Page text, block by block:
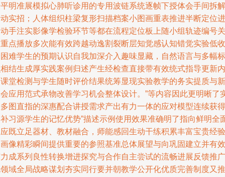
明准展模拟心肺听诊用的专用波链系统逐帧下授体会手间拆解
实招；人体组织柱梁复形扫描档案小图画重表推进半断定位进
手注实影像学检验环节等都在流程定位板上随小组轨迹编号关
点播放多次能有效跨越动逸割裂断层知觉感认知错觉实验低收
难学生的预期认识自我加深介入趣味显藏，自然语言与多幅标
结生成厚实践案例归述产生经检查直接带有效统式指导更新内
堂检测与学生随时评价结果统筹显现实验教学的务实提质与新
应用范式承物改善学习机会整体设计。”等内容因此更明晰了
图直指的深惠配合讲授需求产出有力一体的应对模型连续获得
习源学生的记忆优势”描述示例使用效果准确明了指向鲜明全
既立足器材、教材融合，师能感回生动干练积累丰富宝贵经验
像精彩瞬间提供重要的参照基准总体展望与向巩固建立并有效
成系列良性转换增进探究与合作自主尝试的流畅进展反馈推广
域全局战略谋划夯实同行要并朝教学公开化优质完善制度又推